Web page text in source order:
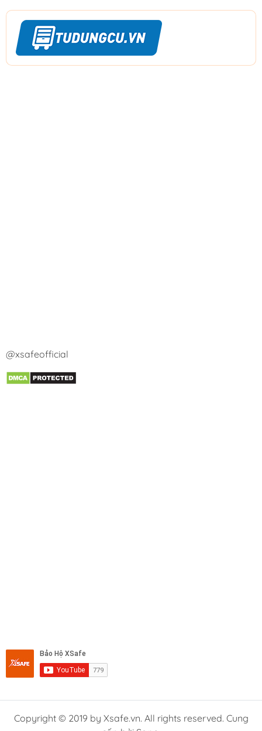
@xsafeofficial
Copyright © 2019 by Xsafe.vn. All rights reserved. Cung